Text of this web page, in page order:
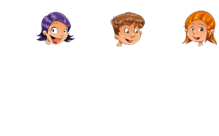
avec Zoé Tom Lou